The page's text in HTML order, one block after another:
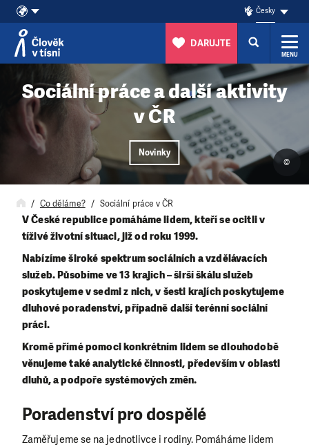
Přeskočit na obsah
Česky
DARUJTE
MENU
Sociální práce a další aktivity
v ČR
Novinky
©
Co děláme? Sociální práce v ČR
V České republice pomáháme lidem, kteří se ocitli v
tíživé životní situaci, již od roku 1999.
Nabízíme široké spektrum sociálních a vzdělávacích
služeb. Působíme ve 13 krajích – širší škálu služeb
poskytujeme v sedmi z nich, v šesti krajích poskytujeme
dluhové poradenství, případně další terénní sociální
práci.
Kromě přímé pomoci konkrétním lidem se dlouhodobě
věnujeme také analytické činnosti, především v oblasti
dluhů, a podpoře systémových změn.
Poradenství pro dospělé
Zaměřujeme se na jednotlivce i rodiny. Pomáháme lidem